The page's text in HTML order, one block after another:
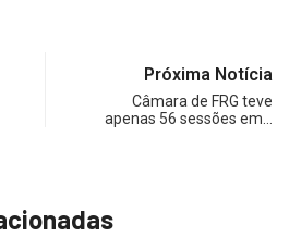
Próxima Notícia
Câmara de FRG teve
apenas 56 sessões em…